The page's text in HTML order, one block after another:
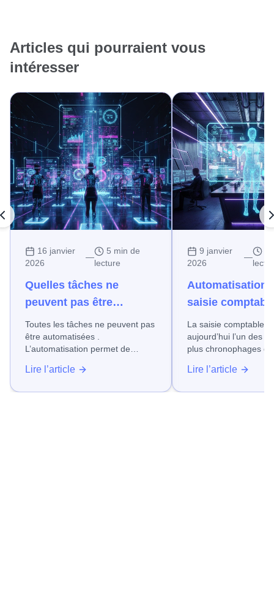
Articles qui pourraient vous
intéresser
16 janvier
2026
—
5 min de
lecture
Quelles tâches ne
peuvent pas être
automatisées ?
Toutes les tâches ne peuvent pas
être automatisées .
L’automatisation permet de
de nombreux processus.
Lire l’article
9 janvier
2026
—
Automatisation
saisie
gagner du
fiabiliser vos
La saisie comptable reste
aujourd’hui l’un des
plus chronophages
domaine dans lequel
Lire l’article